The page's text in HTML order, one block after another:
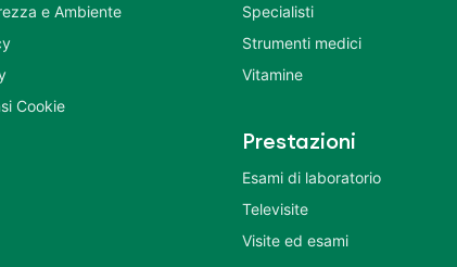
e Ambiente
Cookie
Specialisti
Strumenti medici
Vitamine
Prestazioni
Esami di laboratorio
Televisite
Visite ed esami